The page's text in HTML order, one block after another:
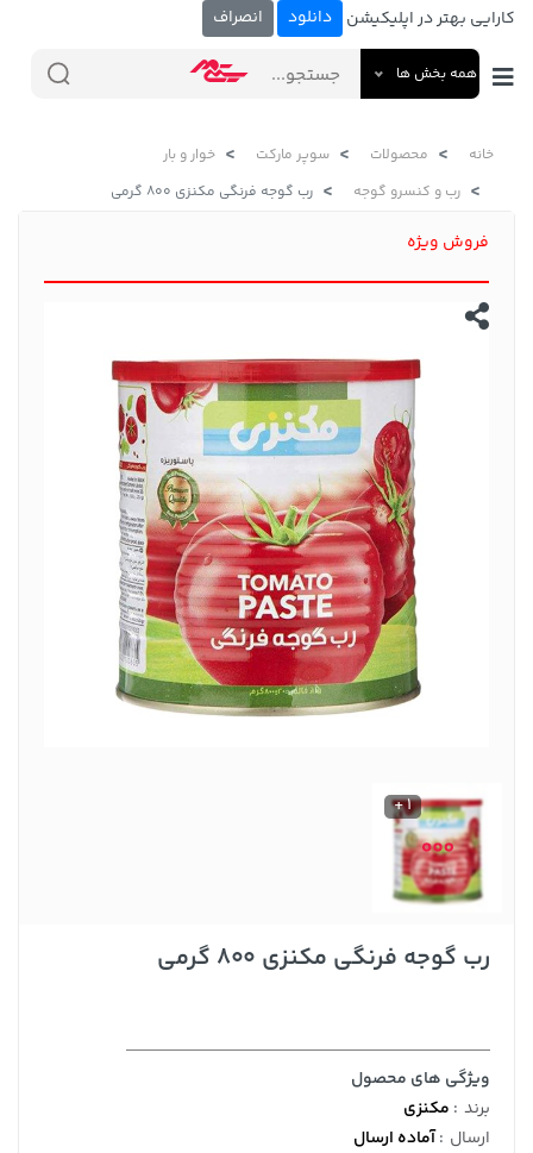
کارایی بهتر در اپلیکیشن دانلود انصراف
همه بخش ها
خانه محصولات سوپر مارکت
خوار و بار
رب و کنسرو گوجه
رب گوجه فرنگی مکنزی 800 گرمی
فروش ویژه
1 +
رب گوجه فرنگی مکنزی 800 گرمی
ویژگی های محصول
برند : مکنزی
ارسال :آماده ارسال